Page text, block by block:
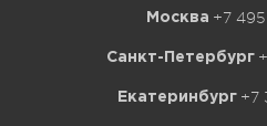
Москва +7
Санкт-Петербург
Екатеринбург +7